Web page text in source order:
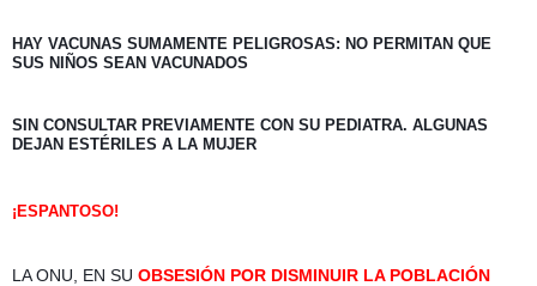
HAY VACUNAS SUMAMENTE PELIGROSAS: NO PERMITAN QUE
SUS NIÑOS SEAN VACUNADOS
SIN CONSULTAR PREVIAMENTE CON SU PEDIATRA. ALGUNAS
DEJAN ESTÉRILES A LA MUJER
¡ESPANTOSO!
LA ONU, EN SU OBSESIÓN POR DISMINUIR LA POBLACIÓN